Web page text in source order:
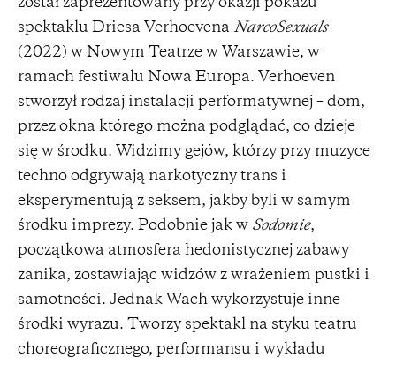
został zaprezentowany przy okazji pokazu
spektaklu Driesa Verhoevena NarcoSexuals
(2022) w Nowym Teatrze w Warszawie, w
ramach festiwalu Nowa Europa. Verhoeven
stworzył rodzaj instalacji performatywnej – dom,
przez okna którego można podglądać, co dzieje
się w środku. Widzimy gejów, którzy przy muzyce
techno odgrywają narkotyczny trans i
eksperymentują z seksem, jakby byli w samym
środku imprezy. Podobnie jak w Sodomie,
początkowa atmosfera hedonistycznej zabawy
zanika, zostawiając widzów z wrażeniem pustki i
samotności. Jednak Wach wykorzystuje inne
środki wyrazu. Tworzy spektakl na styku teatru
choreograficznego, performansu i wykładu